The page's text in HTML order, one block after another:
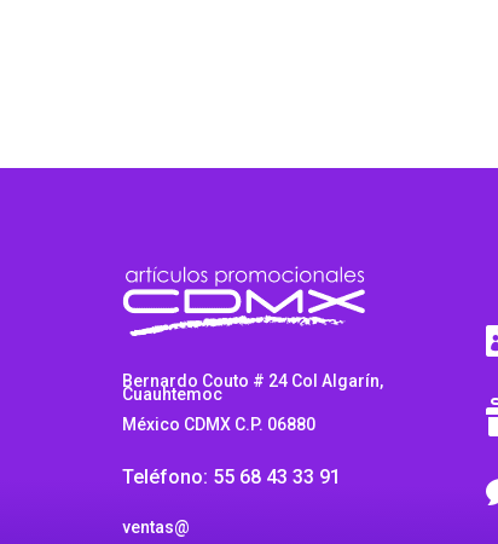
Bernardo Couto # 24 Col Algarín,
Cuauhtemoc
México CDMX C.P. 06880
Teléfono: 55 68 43 33 91
ventas@